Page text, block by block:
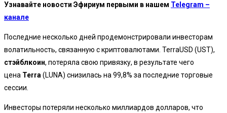
Узнавайте новости Эфириум первыми в нашем Telegram –
канале
Последние несколько дней продемонстрировали инвесторам
волатильность, связанную с криптовалютами. TerraUSD (UST),
стэйблкоин, потеряла свою привязку, в результате чего
цена Terra (LUNA) снизилась на 99,8% за последние торговые
сессии.
Инвесторы потеряли несколько миллиардов долларов, что